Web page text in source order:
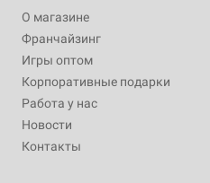
О магазине
Франчайзинг
Игры оптом
Корпоративные подарки
Работа у нас
Новости
Контакты